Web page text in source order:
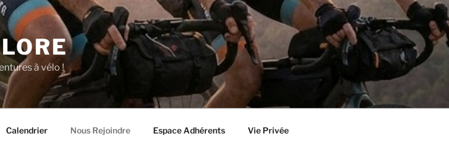
à vélo !
Calendrier Nous Rejoindre Espace Adhérents Vie Privée